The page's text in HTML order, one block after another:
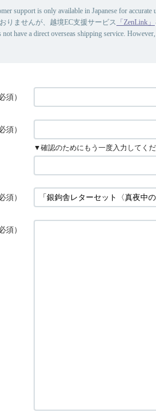
support is only available in Japanese for accurate
りませんが、越境EC支援サービス 「ZenLink」
have a direct overseas shipping service.
須）
須）
▼確認のためにもう一度入力してくだ
須）
須）